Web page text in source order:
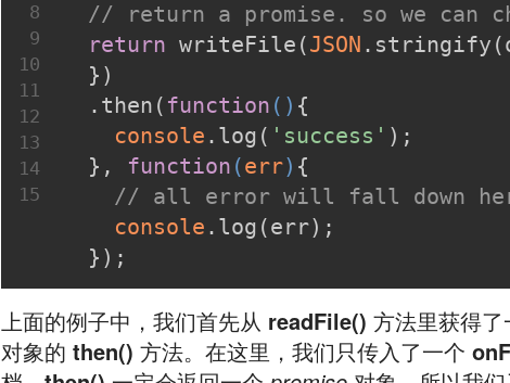
8
9
10
11
12
13
14
15
// return a promise. so we can
return writeFile(JSON
  })
  .then(
function ( ) {
console .log( 'success' );
  },
function (err) {
// all error will fall down
console .log(err);
  });
上面的例子中，我们首先从 readFile() 方法里获得
对象的 then() 方法。在这里，我们只传入了一个